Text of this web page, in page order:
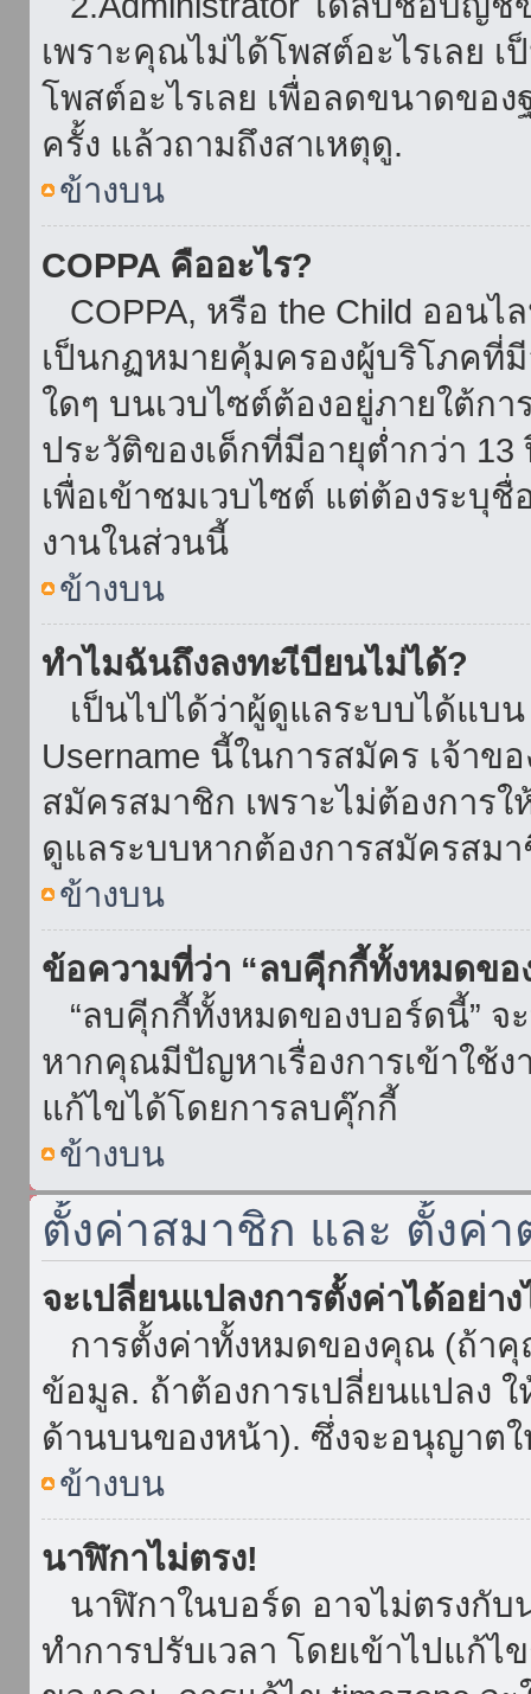
เพราะคุณไม่ได้โพสต์อะไรเลย
โพสต์อะไรเลย เพื่อลดขนาดขอ
ครั้ง แล้วถามถึงสาเหตุดู.
ข้างบน
COPPA คืออะไร?
COPPA, หรือ the Child ออนไ
เป็นกฏหมายคุ้มครองผู้บริโภคที่
ใดๆ บนเวบไซต์ต้องอยู่ภายใต้ก
ประวัติของเด็กที่มีอายุต่ำกว่า
เพื่อเข้าชมเวบไซต์ แต่ต้องระบุ
งานในส่วนนี้
ข้างบน
ทำไมฉันถึงลงทะเีบียนไม่ได้?
เป็นไปได้ว่าผู้ดูแลระบบได้แบ
Username นี้ในการสมัคร เจ้าข
สมัครสมาชิก เพราะไม่ต้องการ
ดูแลระบบหากต้องการสมัครสม
ข้างบน
ข้อความที่ว่า “ลบคุีกกี้ทั้งหมดขอ
“ลบคุีกกี้ทั้งหมดของบอร์ดนี้” จ
หากคุณมีปัญหาเรื่องการเข้าใช้
แก้ไขได้โดยการลบคุ๊กกี้
ข้างบน
ตั้งค่าสมาชิก และ ตั้งค่า
จะเปลี่ยนแปลงการตั้งค่าได้อย่าง
การตั้งค่าทั้งหมดของคุณ (ถ้าคุ
ข้อมูล. ถ้าต้องการเปลี่ยนแปลง
ด้านบนของหน้า). ซึ่งจะอนุญาต
ข้างบน
นาฬิกาไม่ตรง!
นาฬิกาในบอร์ด อาจไม่ตรงกั
ทำการปรับเวลา โดยเข้าไปแก้